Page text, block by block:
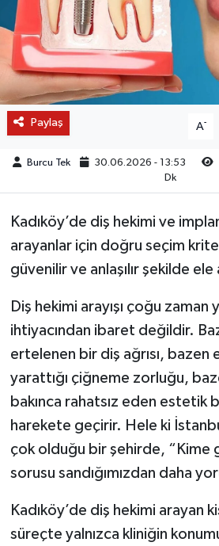
Paylaş A-
Burcu Tek 30.06.2026 - 13:53
Dk
Kadıköy’de diş hekimi ve
arayanlar için doğru seçim
güvenilir ve anlaşılır şekilde ele
Diş hekimi arayışı çoğu zaman
ihtiyacından ibaret değildir.
ertelenen bir diş ağrısı, bazen
yarattığı çiğneme zorluğu,
bakınca rahatsız eden estetik
harekete geçirir. Hele ki
çok olduğu bir şehirde, “Kime
sorusu sandığımızdan daha
Kadıköy’de diş hekimi arayan
süreçte yalnızca kliniğin